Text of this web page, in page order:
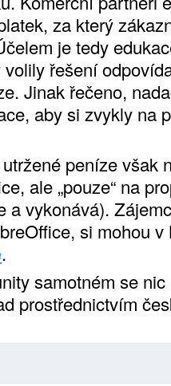
za který
je tedy
řešení
Jinak řečeno,
aby si zvykly na
peníze však
ale „pouze“ na
a vykonává).
si mohou
.
samotném se
prostřednictvím